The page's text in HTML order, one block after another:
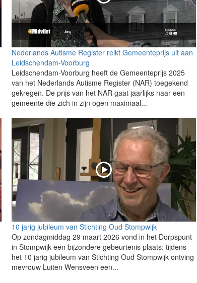
Nederlands Autisme Register reikt Gemeenteprijs uit aan
Leidschendam-Voorburg
Leidschendam-Voorburg heeft de Gemeenteprijs 2025
van het Nederlands Autisme Register (NAR) toegekend
gekregen. De prijs van het NAR gaat jaarlijks naar een
gemeente die zich in zijn ogen maximaal...
10 jarig jubileum van Stichting Oud Stompwijk
Op zondagmiddag 29 maart 2026 vond in het Dorpspunt
in Stompwijk een bijzondere gebeurtenis plaats: tijdens
het 10 jarig jubileum van Stichting Oud Stompwijk ontving
mevrouw Luiten Wensveen een...